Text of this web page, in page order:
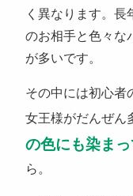
く異なります。長
のお相手と色々な
が多いです。
その中には初心者
女王様がだんぜん
の色にも染ま
ら。